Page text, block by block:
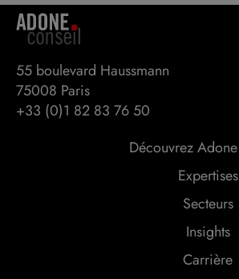
55 boulevard Haussmann
75008 Paris
+33 (0)1 82 83 76 50
Découvrez
Expertises
Secteurs
Insights
Carrière